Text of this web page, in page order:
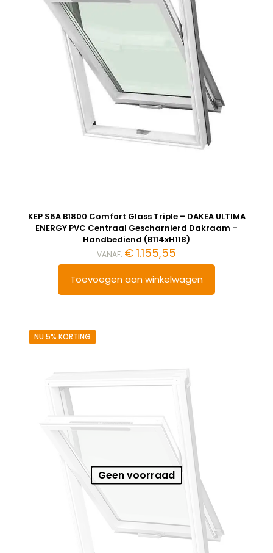
KEP S6A B1800 Comfort Glass Triple – DAKEA ULTIMA
ENERGY PVC Centraal Gescharnierd Dakraam –
Handbediend (B114xH118)
VANAF: € 1.155,55
Toevoegen aan winkelwagen
NU 5% KORTING
Geen voorraad